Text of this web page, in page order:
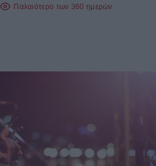
Παλαιότερο των 360 ημερών